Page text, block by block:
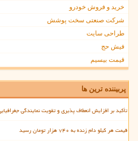
خرید و فروش خودرو
شرکت صنعتی سخت پوشش
طراحی سایت
فیش حج
قیمت بیسیم
پربیننده ترین ها
تأکید بر افزایش انعطاف پذیری و تقویت نمایندگی
قیمت هر کیلو دام زنده به ۷۴۰ هزار تومان رسید